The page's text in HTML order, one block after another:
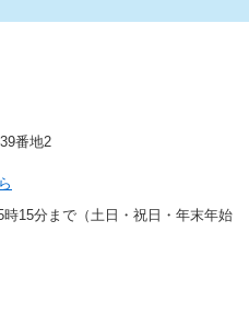
番地2
15分まで（土日・祝日・年末年始